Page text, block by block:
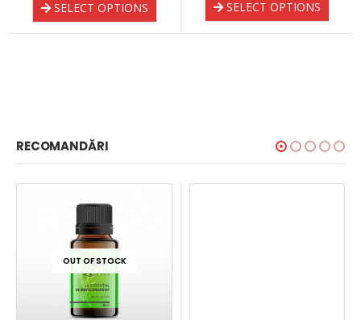
SELECT OPTIONS SELECT OPTIONS
RECOMANDĂRI
OUT OF STOCK